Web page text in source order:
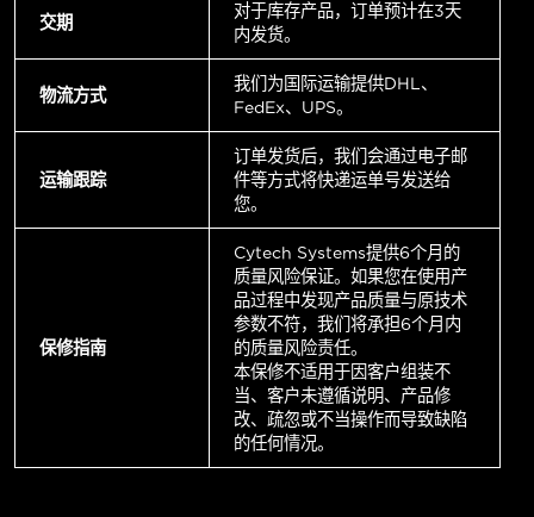
交期
对于库存产品，订单预计在3天
内发货。
物流方式
我们为国际运输提供DHL、
FedEx、UPS。
运输跟踪
订单发货后，我们会通过电子邮
件等方式将快递运单号发送给
您。
保修指南
Cytech Systems提供6个月的
质量风险保证。如果您在使用产
品过程中发现产品质量与原技术
参数不符，我们将承担6个月内
的质量风险责任。
本保修不适用于因客户组装不
当、客户未遵循说明、产品修
改、疏忽或不当操作而导致缺陷
的任何情况。